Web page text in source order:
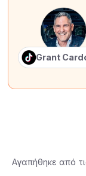
Grant
Αγαπήθηκε από